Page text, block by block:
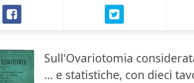
Sull'Ovariotomia
... e statistiche, con dieci